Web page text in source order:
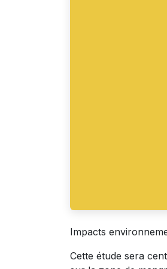
Impacts
Cette étude sera